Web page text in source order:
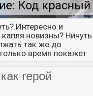
Код красный
Интересно и
новизны? Ничуть
так же до
время покажет
герой